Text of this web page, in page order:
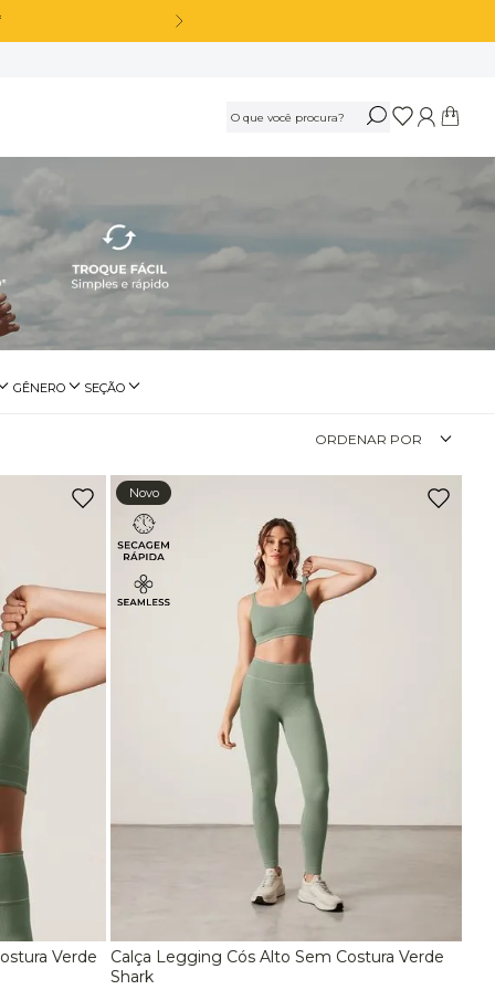
GÊNERO SEÇÃO
ORDENAR POR
Verde
Novo
Calça Legging Cós Alto Sem Costura Verde
Shark
Calça Legging Cós Alto Sem Costura Azul Marinho Navy
Calça Legging Cós Alto Sem Costura Marrom Carvalho
R$ 189,90
de R$ 63,30 sem juros
Top Alças Finas E Duplas Sem Costura Azul Marinho Navy
89 90
70%
Top Bojo Sustentação Preto
R$ 198 ,
Para R$ ,90
-31%
De R$ 289,90
Para